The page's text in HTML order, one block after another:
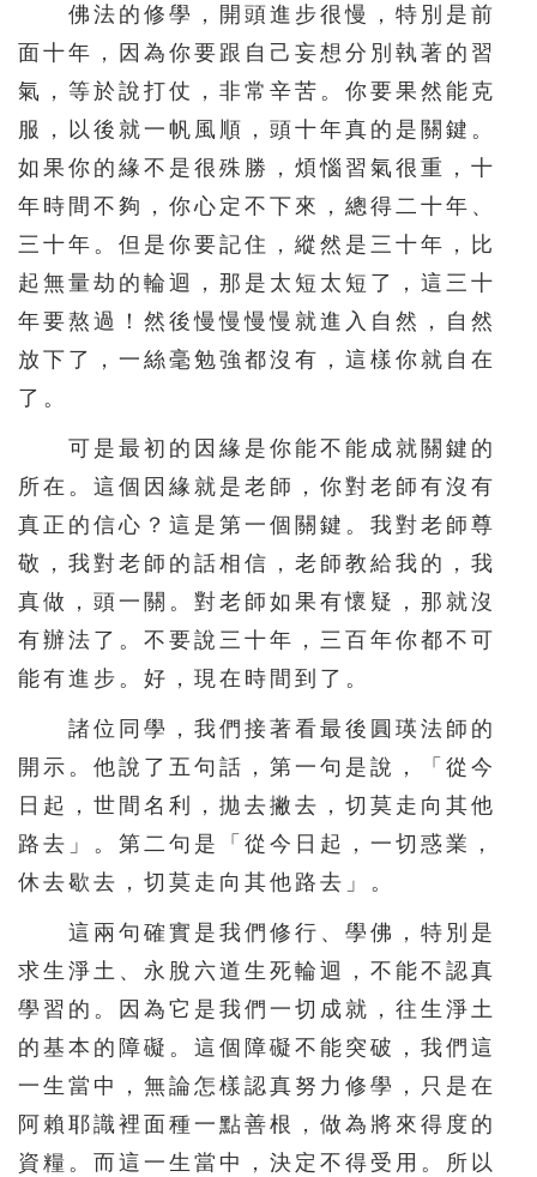
佛法的修學，開頭進步很慢，特別是前
面十年，因為你要跟自己妄想分別執著的習
氣，等於說打仗，非常辛苦。你要果然能克
服，以後就一帆風順，頭十年真的是關鍵。
如果你的緣不是很殊勝，煩惱習氣很重，十
年時間不夠，你心定不下來，總得二十年、
三十年。但是你要記住，縱然是三十年，比
起無量劫的輪迴，那是太短太短了，這三十
年要熬過！然後慢慢慢慢就進入自然，自然
放下了，一絲毫勉強都沒有，這樣你就自在
了。
可是最初的因緣是你能不能成就關鍵的
所在。這個因緣就是老師，你對老師有沒有
真正的信心？這是第一個關鍵。我對老師尊
敬，我對老師的話相信，老師教給我的，我
真做，頭一關。對老師如果有懷疑，那就沒
有辦法了。不要說三十年，三百年你都不可
能有進步。好，現在時間到了。
諸位同學，我們接著看最後圓瑛法師的
開示。他說了五句話，第一句是說，「從今
日起，世間名利，拋去撇去，切莫走向其他
路去」。第二句是「從今日起，一切惑業，
休去歇去，切莫走向其他路去」。
這兩句確實是我們修行、學佛，特別是
求生淨土、永脫六道生死輪迴，不能不認真
學習的。因為它是我們一切成就，往生淨土
的基本的障礙。這個障礙不能突破，我們這
一生當中，無論怎樣認真努力修學，只是在
阿賴耶識裡面種一點善根，做為將來得度的
資糧。而這一生當中，決定不得受用。所以